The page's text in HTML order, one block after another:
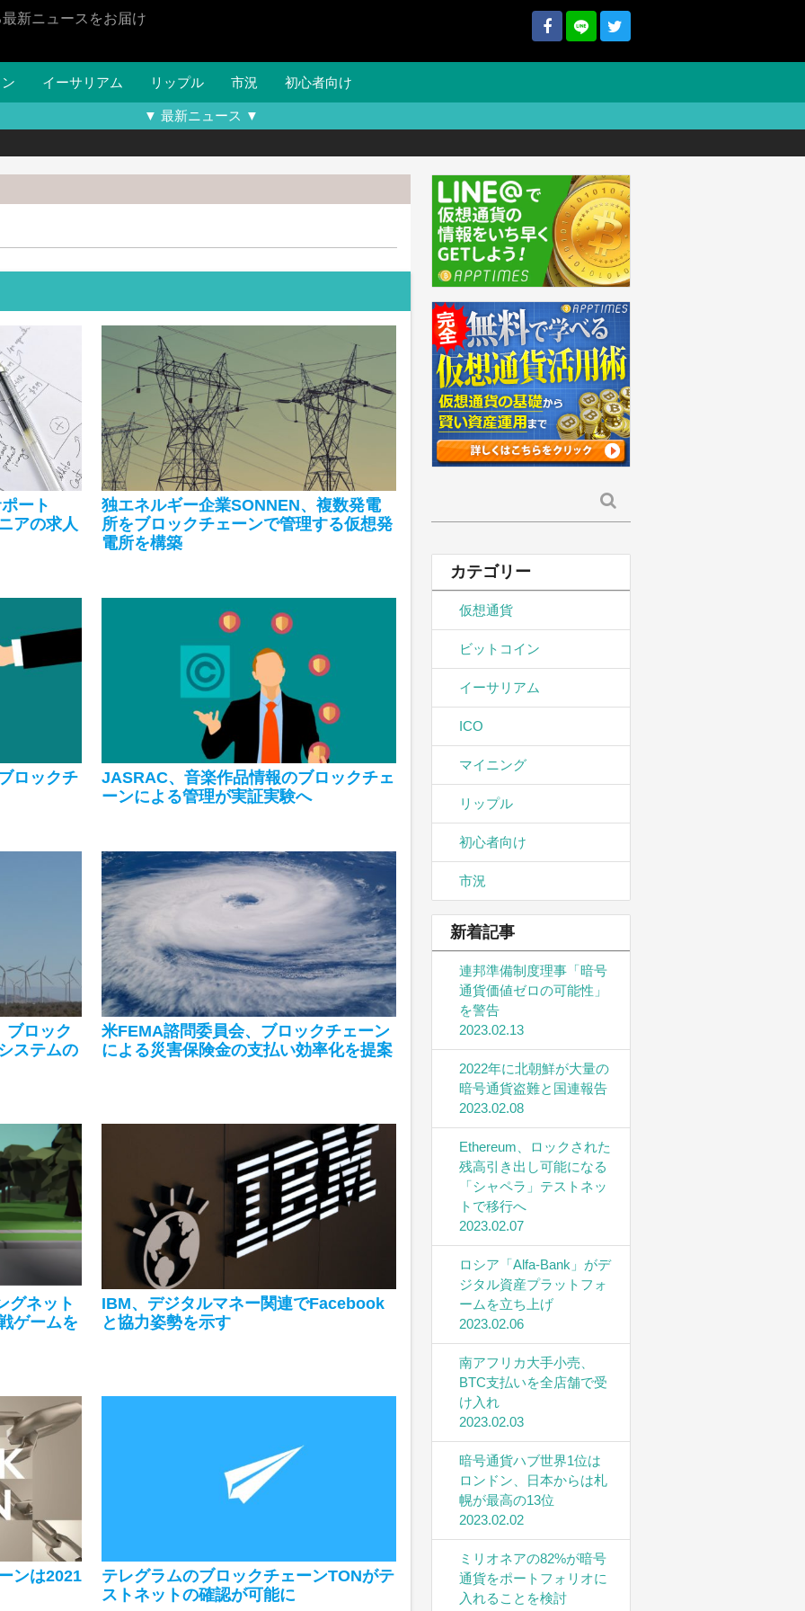
新ニュースをお届け
イーサリアム リップル 市況 初心者向け
▼ 最新ニュース ▼
ート
アの求人
独エネルギー企業SONNEN、複数発電
所をブロックチェーンで管理する仮想発
電所を構築
ロックチ
JASRAC、音楽作品情報のブロックチェ
ーンによる管理が実証実験へ
ブロック
ステムの
米FEMA諮問委員会、ブロックチェーン
による災害保険金の支払い効率化を提案
グネット
ゲームを
IBM、デジタルマネー関連でFacebook
と協力姿勢を示す
ンは2021
テレグラムのブロックチェーンTONがテ
ストネットの確認が可能に
索:
カテゴリー
仮想通貨
ビットコイン
イーサリアム
ICO
マイニング
リップル
初心者向け
市況
新着記事
連邦準備制度理事「暗号
通貨価値ゼロの可能性」
を警告
2023.02.13
2022年に北朝鮮が大量の
暗号通貨盗難と国連報告
2023.02.08
Ethereum、ロックされた
残高引き出し可能になる
「シャペラ」テストネッ
トで移行へ
2023.02.07
ロシア「Alfa-Bank」がデ
ジタル資産プラットフォ
ームを立ち上げ
2023.02.06
南アフリカ大手小売、
BTC支払いを全店舗で受
け入れ
2023.02.03
暗号通貨ハブ世界1位は
ロンドン、日本からは札
幌が最高の13位
2023.02.02
ミリオネアの82%が暗号
通貨をポートフォリオに
入れることを検討